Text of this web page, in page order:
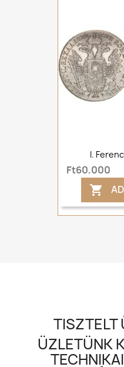
I.
Ft60,000

TISZTELT
ÜZLETÜNK